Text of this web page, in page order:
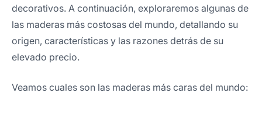
decorativos. A continuación, exploraremos algunas de
las maderas más costosas del mundo, detallando su
origen, características y las razones detrás de su
elevado precio.
Veamos cuales son las maderas más caras del mundo: